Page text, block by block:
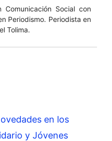
Comunicación Social con
Periodismo. Periodista en
Tolima.
en los
y Jóvenes